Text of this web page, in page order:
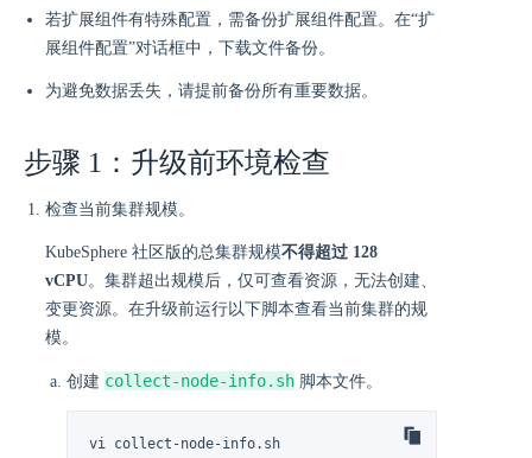
若扩展组件有特殊配置，需备份扩展组件配置。在“扩
展组件配置”对话框中，下载文件备份。
为避免数据丢失，请提前备份所有重要数据。
步骤 1：升级前环境检查
检查当前集群规模。
KubeSphere 社区版的总集群规模不得超过 128
vCPU。集群超出规模后，仅可查看资源，无法创建、
变更资源。在升级前运行以下脚本查看当前集群的规
模。
创建 collect-node-info.sh 脚本文件。
vi collect-node-info.sh